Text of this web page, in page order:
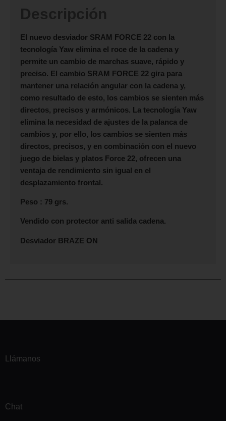
Descripción
El nuevo desviador SRAM FORCE 22 con la
tecnología Yaw elimina el roce de la cadena y
permite un cambio de marchas suave, rápido y
preciso. El cambio SRAM FORCE 22 gira para
mantener una relación angular con la cadena y,
como resultado de esto, los cambios se sienten más
directos, precisos y armónicos. La tecnología Yaw
elimina la necesidad de ajustes de la palanca de
cambios y, por ello, los cambios se sienten más
directos, precisos, y en combinación con el nuevo
juego de bielas y platos Force 22, ofrecen una
ventaja de rendimiento sin igual en el
desplazamiento frontal.
Peso : 79 grs.
Vendido con protector anti salida cadena.
Desviador BRAZE ON
Llámanos
Chat